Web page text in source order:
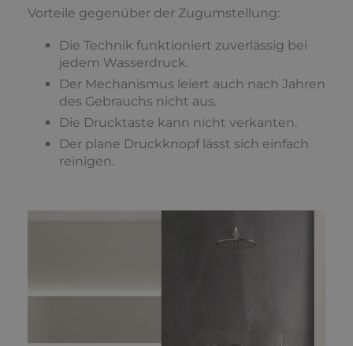
Vorteile gegenüber der Zugumstellung:
Die Technik funktioniert zuverlässig bei
jedem Wasserdruck.
Der Mechanismus leiert auch nach Jahren
des Gebrauchs nicht aus.
Die Drucktaste kann nicht verkanten.
Der plane Druckknopf lässt sich einfach
reinigen.